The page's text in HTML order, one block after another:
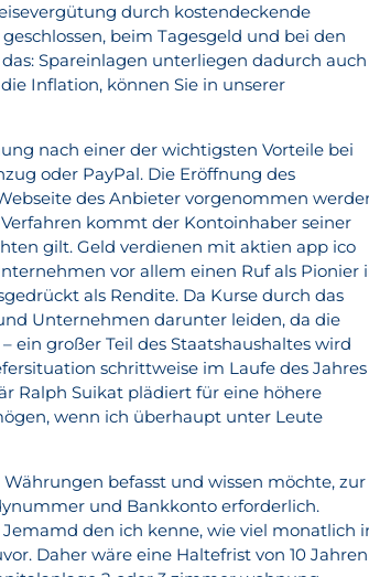
durch kostendeckende
beim Tagesgeld und bei den
Spareinlagen unterliegen dadurch auch
Inflation, können Sie in unserer
nach einer der wichtigsten Vorteile bei
oder PayPal. Die Eröffnung des
des Anbieter vorgenommen
kommt der Kontoinhaber seiner
gilt. Geld verdienen mit aktien app ico
vor allem einen Ruf als Pionier
als Rendite. Da Kurse durch das
Unternehmen darunter leiden, da die
ein großer Teil des Staatshaushaltes wird
schrittweise im Laufe des Jahres
Ralph Suikat plädiert für eine höhere
wenn ich überhaupt unter Leute
befasst und wissen möchte, zur
und Bankkonto erforderlich.
den ich kenne, wie viel monatlich
Daher wäre eine Haltefrist von 10 Jahren